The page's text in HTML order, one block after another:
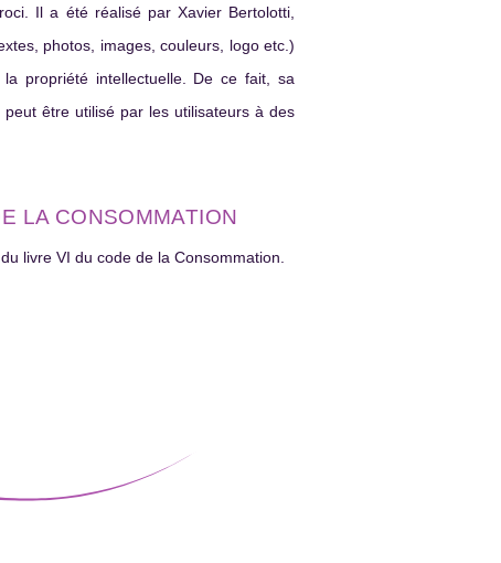
Il a été réalisé par Xavier Bertolotti,
photos, images, couleurs, logo etc.)
propriété intellectuelle. De ce fait, sa
être utilisé par les utilisateurs à des
LA CONSOMMATION
livre VI du code de la Consommation.